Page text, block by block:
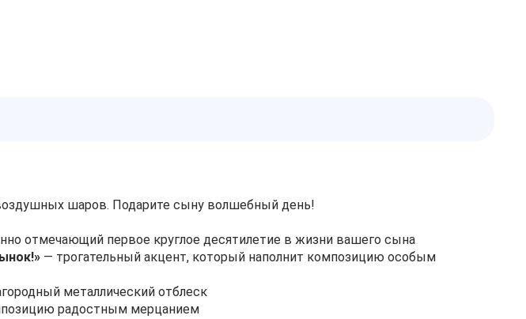
шаров. Подарите сыну волшебный день!
отмечающий первое круглое десятилетие в жизни вашего сына
— трогательный акцент, который наполнит композицию особым
металлический отблеск
радостным мерцанием